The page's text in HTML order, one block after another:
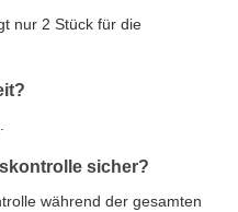
nur 2 Stück für die
sicher?
während der gesamten